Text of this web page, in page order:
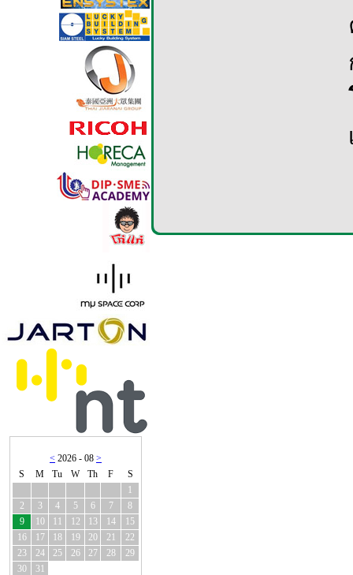
< 2026 - 08 >
S
M Tu W Th F
S
1
2
3 4 5 6 7
8
9
10 11 12 13 14
15
16
17 18 19 20 21
22
23
24 25 26 27 28
29
30
31